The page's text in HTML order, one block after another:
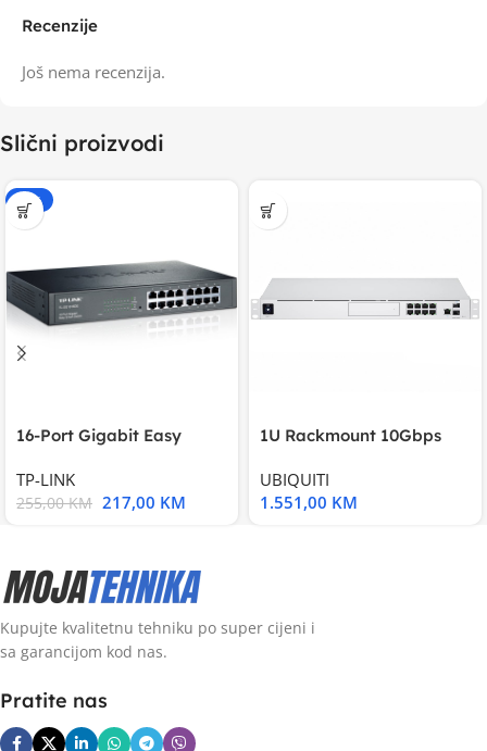
Recenzije
Još nema recenzija.
Slični proizvodi
-15%
16-Port Gigabit Easy
TP-LINK
255,00KM 217,00 KM
1U Rackmount 10Gbps
UBIQUITI
1.551,00 KM
Kupujte kvalitetnu tehniku po super cijeni i
sa garancijom kod nas.
Pratite nas